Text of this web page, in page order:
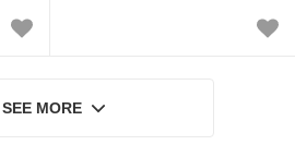
SEE MORE